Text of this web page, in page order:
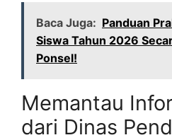
Baca Juga: Panduan
Siswa Tahun 2026
Ponsel!
Memantau
dari Dinas